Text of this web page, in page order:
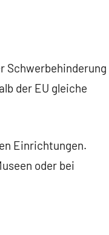
Schwerbehinderung
der EU gleiche
Einrichtungen.
oder bei